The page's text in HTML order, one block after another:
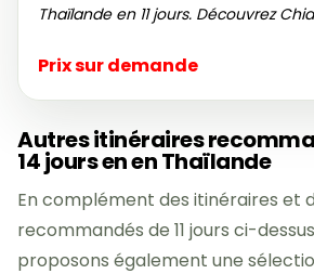
Thaïlande en 11 jours. Découvrez
Prix sur demande
Autres itinéraires
14 jours en en Thaïlande
En complément des itinéraires et
recommandés de 11 jours ci-
proposons également une